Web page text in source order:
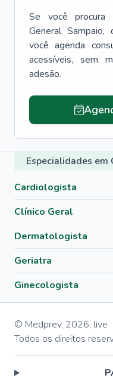
Se você procura
General Sampaio,
você agenda
acessíveis, sem
adesão.
Especialidades em
Cardiologista
Clínico Geral
Dermatologista
Geriatra
Ginecologista
© Medprev, 2026, live
Todos os direitos